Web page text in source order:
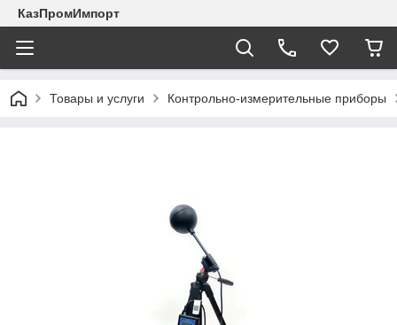
КазПромИмпорт
Товары и услуги Контрольно-измерительные приборы